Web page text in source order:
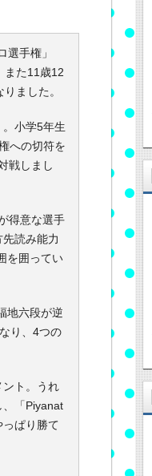
手権」
また11歳12
ました。
小学5年生
への切符を
戦しまし
得意な選手
読み能力
を囲ってい
地六段が逆
り、4つの
ト。うれ
、「Piyanat
ぱり勝て